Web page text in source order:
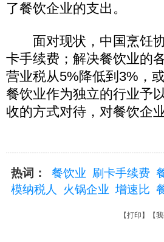
了餐饮企业的支出。
面对现状，中国烹饪协
卡手续费；解决餐饮业的
营业税从5%降低到3%，
餐饮业作为独立的行业予
收的方式对待，对餐饮企
热词： 餐饮业 刷卡手续费
模纳税人
火锅企业 增速比
【打印 】【